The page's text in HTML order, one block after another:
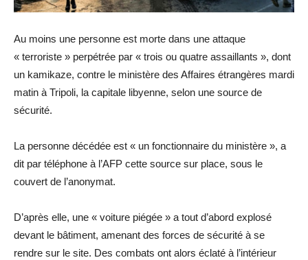
Au moins une personne est morte dans une attaque
« terroriste » perpétrée par « trois ou quatre assaillants », dont
un kamikaze, contre le ministère des Affaires étrangères mardi
matin à Tripoli, la capitale libyenne, selon une source de
sécurité.
La personne décédée est « un fonctionnaire du ministère », a
dit par téléphone à l’AFP cette source sur place, sous le
couvert de l’anonymat.
D’après elle, une « voiture piégée » a tout d’abord explosé
devant le bâtiment, amenant des forces de sécurité à se
rendre sur le site. Des combats ont alors éclaté à l’intérieur